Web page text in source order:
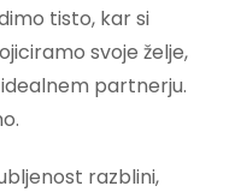
tisto, kar si
svoje želje,
partnerju.
razblini,